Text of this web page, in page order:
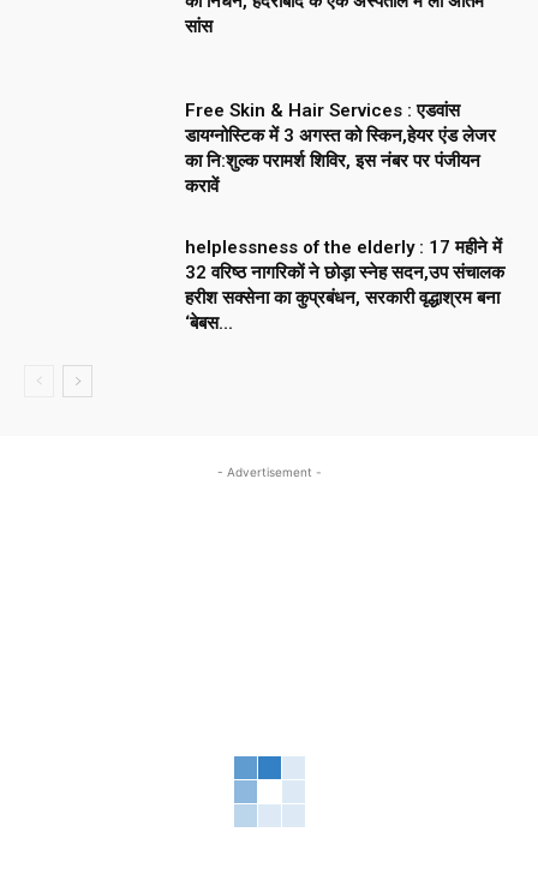
सांस
Free Skin & Hair Services : एडवांस
डायग्नोस्टिक में 3 अगस्त को स्किन,हेयर एंड लेजर
का नि:शुल्क परामर्श शिविर, इस नंबर पर पंजीयन
करावें
helplessness of the elderly : 17 महीने में
32 वरिष्ठ नागरिकों ने छोड़ा स्नेह सदन,उप संचालक
हरीश सक्सेना का कुप्रबंधन, सरकारी वृद्धाश्रम बना
‘बेबस...
- Advertisement -